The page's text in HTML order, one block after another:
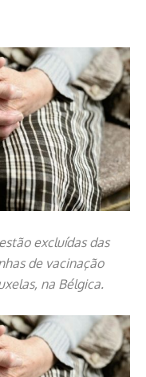
excluídas das
de vacinação
na Bélgica.